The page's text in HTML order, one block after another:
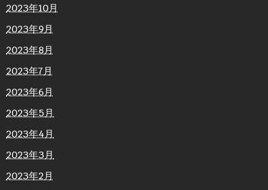
2023年10月
2023年9月
2023年8月
2023年7月
2023年6月
2023年5月
2023年4月
2023年3月
2023年2月